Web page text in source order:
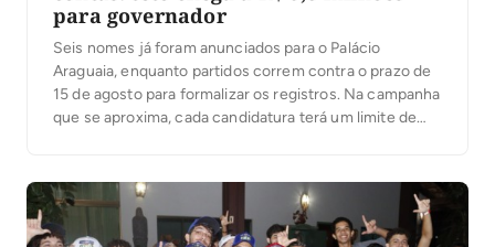
para governador
Seis nomes já foram anunciados para o Palácio
Araguaia, enquanto partidos correm contra o prazo de
15 de agosto para formalizar os registros. Na campanha
que se aproxima, cada candidatura terá um limite de
e seis candidaturas anunciadas ao governo do […]